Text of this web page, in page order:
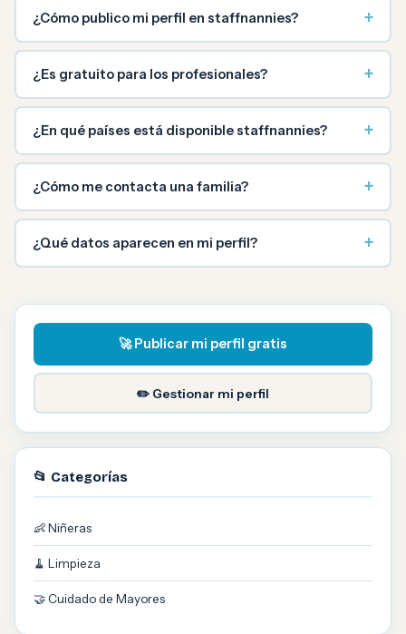
¿Cómo publico mi perfil en staffnannies? +
¿Es gratuito para los profesionales? +
¿En qué países está disponible staffnannies? +
¿Cómo me contacta una familia? +
¿Qué datos aparecen en mi perfil? +
🚀 Publicar mi perfil gratis
✏️ Gestionar mi perfil
📂 Categorías
👶 Niñeras
🧹 Limpieza
🤝 Cuidado de Mayores